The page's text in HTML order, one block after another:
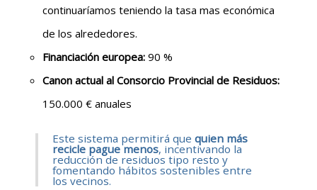
continuaríamos teniendo la tasa mas económica
de los alrededores.
Financiación europea: 90 %
Canon actual al Consorcio Provincial de Residuos:
150.000 € anuales
Este sistema permitirá que quien más
recicle pague menos, incentivando la
reducción de residuos tipo resto y
fomentando hábitos sostenibles entre
los vecinos.